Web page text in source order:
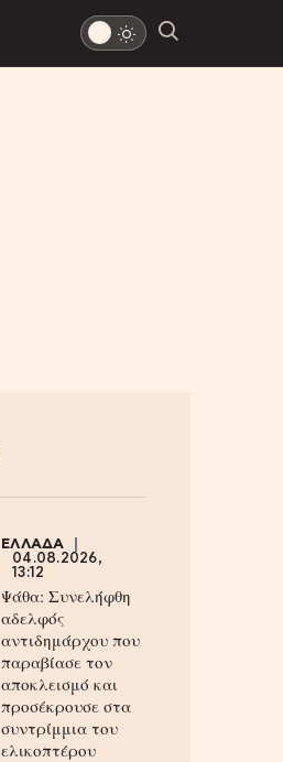
ΕΛΛΑΔΑ
04.08.2026,
13:12
Ψάθα: Συνελήφθη
αδελφός
αντιδημάρχου που
παραβίασε τον
αποκλεισμό και
προσέκρουσε στα
συντρίμμια του
ελικοπτέρου